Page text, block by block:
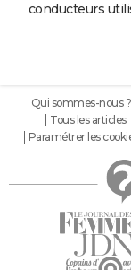
conducteurs
Qui sommes-nous ?
Tous les articles
Paramétrer les